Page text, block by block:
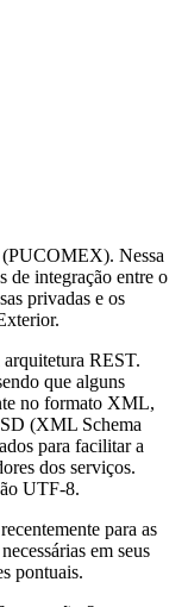
Nessa
de integração entre o
privadas e os
REST.
que alguns
no formato XML,
(XML Schema
para facilitar a
dos serviços.
UTF-8.
para as
em seus
pontuais.